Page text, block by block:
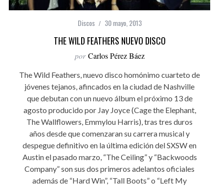
Discos 30 mayo, 2013
THE WILD FEATHERS NUEVO DISCO
por Carlos Pérez Báez
The Wild Feathers, nuevo disco homónimo cuarteto de
jóvenes tejanos, afincados en la ciudad de Nashville
que debutan con un nuevo álbum el próximo 13 de
agosto producido por Jay Joyce (Cage the Elephant,
The Wallflowers, Emmylou Harris), tras tres duros
años desde que comenzaran su carrera musical y
despegue definitivo en la última edición del SXSW en
Austin el pasado marzo, “The Ceiling” y “Backwoods
Company” son sus dos primeros adelantos oficiales
además de “Hard Win”, “Tall Boots” o “Left My